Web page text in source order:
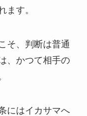
ます。
そ、判断は普通
、かつて相手の
にはイカサマへ